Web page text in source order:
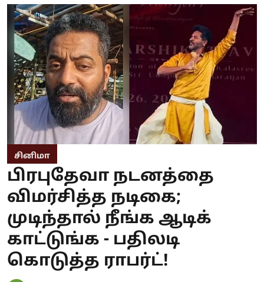
சினிமா
பிரபுதேவா நடனத்தை
விமர்சித்த நடிகை;
முடிந்தால் நீங்க ஆடிக்
காட்டுங்க - பதிலடி
கொடுத்த ராபர்ட்!